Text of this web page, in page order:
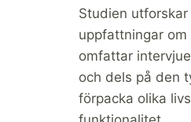
Studien
uppfattningar
omfattar
och dels på den
förpacka olika